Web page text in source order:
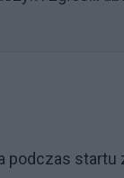
podczas startu